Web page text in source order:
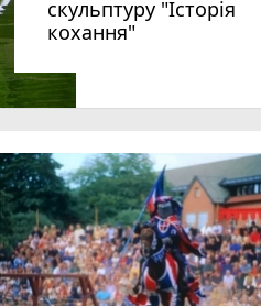
скульптуру "Історія
кохання"